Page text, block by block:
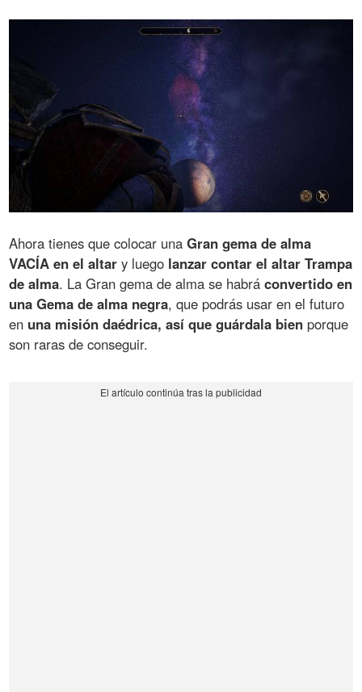
Ahora tienes que colocar unaGran gema de alma
VACÍA en el altar y luego lanzar contar el altar Trampa
de alma. La Gran gema de alma se habráconvertido en
una Gema de alma negra, que podrás usar en el futuro
en una misión daédrica, así que guárdala bien porque
son raras de conseguir.